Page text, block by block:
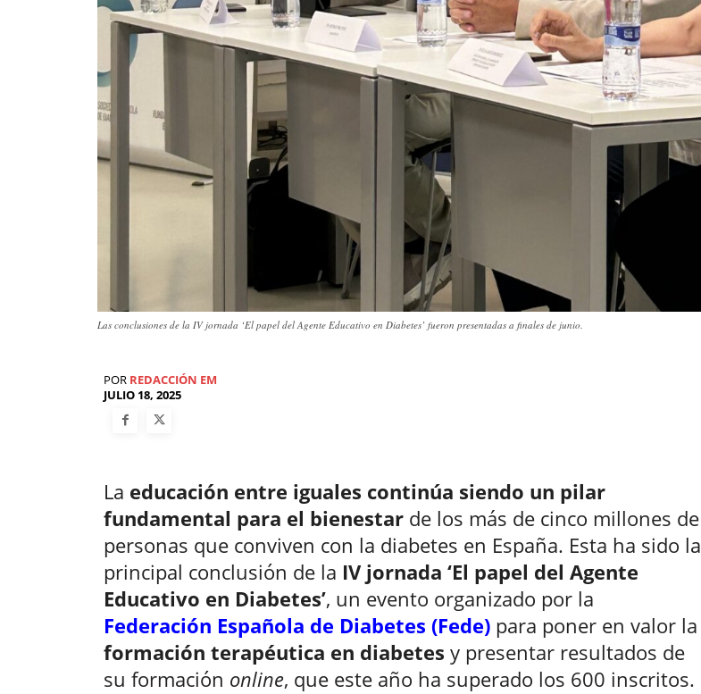
Las conclusiones de la IV jornada ‘El papel del Agente Educativo en Diabetes’ fueron presentadas a finales de junio.
POR REDACCIÓN EM
JULIO 18, 2025
La educación entre iguales continúa siendo un pilar
fundamental para el bienestar de los más de cinco millones de
personas que conviven con la diabetes en España. Esta ha sido la
principal conclusión de la IV jornada ‘El papel del Agente
Educativo en Diabetes’, un evento organizado por la
Federación Española de Diabetes (Fede) para poner en valor la
formación terapéutica en diabetes y presentar resultados de
su formación online, que este año ha superado los 600 inscritos.